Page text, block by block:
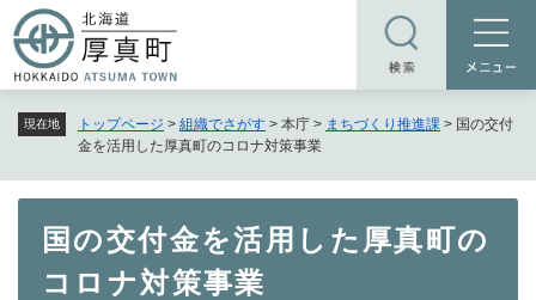
ー
ジ
で
現在地 トップページ > 組織でさがす > 本庁 > まちづくり推進課 > 国の交付
金を活用した厚真町のコロナ対策事業
国の交付金を活用した厚真町の
コロナ対策事業